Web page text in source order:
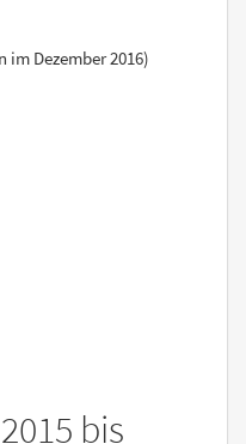
Dezember 2016)
bis